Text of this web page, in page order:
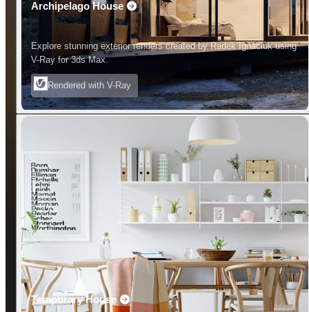
Archipelago House
Explore stunning exterior renders created by Radek Ignaciuk using
V-Ray for 3ds Max.
Rendered with V-Ray
Temporary House